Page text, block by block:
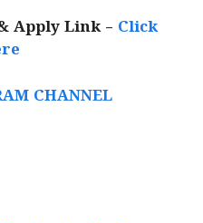
Apply Link – Click
CHANNEL